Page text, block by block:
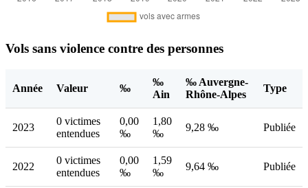
Vols sans violence contre des personnes
Année Valeur ‰
‰
Ain
‰ Auvergne-
Rhône-Alpes
Type
2023
0 victimes
entendues
0,00
‰
1,80
‰
9,28 ‰ Publiée
2022
0 victimes
entendues
0,00
‰
1,59
‰
9,64 ‰ Publiée